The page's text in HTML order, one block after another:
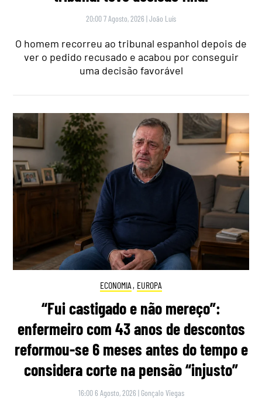
20:00 7 Agosto, 2026 |João Luís
O homem recorreu ao tribunal espanhol depois de
ver o pedido recusado e acabou por conseguir
uma decisão favorável
ECONOMIA , EUROPA
“Fui castigado e não mereço”:
enfermeiro com 43 anos de descontos
reformou-se 6 meses antes do tempo e
considera corte na pensão “injusto”
16:00 6 Agosto, 2026 | Gonçalo Viegas